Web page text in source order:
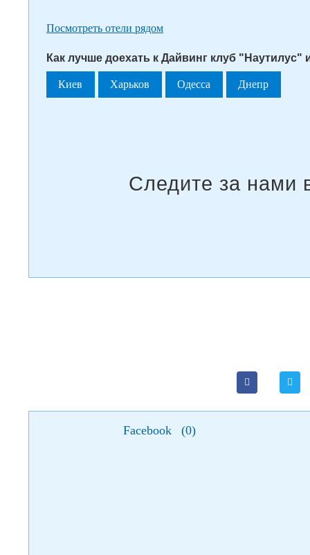
Посмотреть отели рядом
Как лучше доехать к Дайвинг клуб "Наутилус"
Киев Харьков Одесса Днепр
Facebook (0)